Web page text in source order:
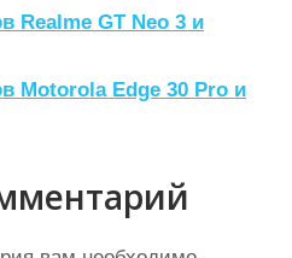
Realme GT Neo 3 и
Motorola Edge 30 Pro и